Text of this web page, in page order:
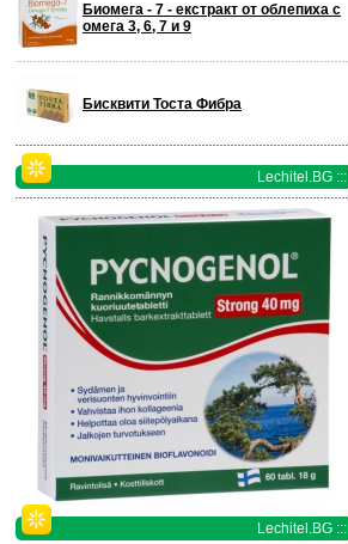
Биомега - 7 - екстракт от облепиха с
омега 3, 6, 7 и 9
Бисквити Тоста Фибра
Lechitel.BG :::
Lechitel.BG :::